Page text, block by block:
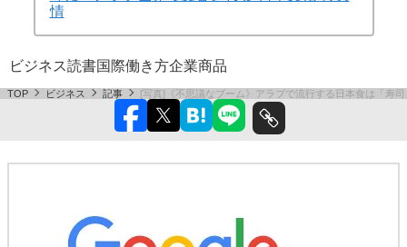
情
ビジネス読書国際働き方企業商品
TOP ビジネス 記事 [写真]《不思議なブーム》アラブで流行する日本食は「寿